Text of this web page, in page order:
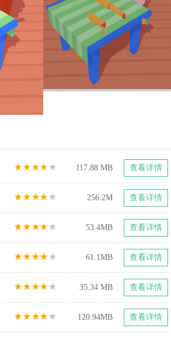
117.88 MB 查看详情
256.2M 查看详情
53.4MB 查看详情
61.1MB 查看详情
35.34 MB 查看详情
120.94MB 查看详情